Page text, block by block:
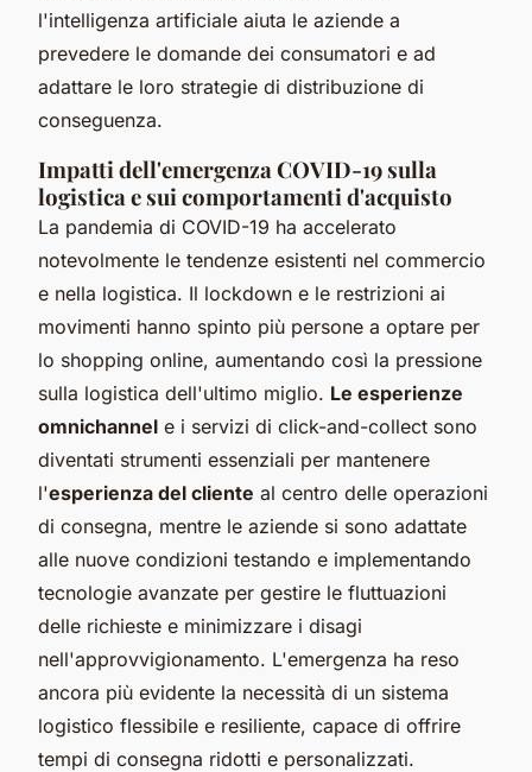
l'intelligenza artificiale aiuta le aziende a
prevedere le domande dei consumatori e ad
adattare le loro strategie di distribuzione di
conseguenza.
Impatti dell'emergenza COVID-19 sulla
logistica e sui comportamenti d'acquisto
La pandemia di COVID-19 ha accelerato
notevolmente le tendenze esistenti nel commercio
e nella logistica. Il lockdown e le restrizioni ai
movimenti hanno spinto più persone a optare per
lo shopping online, aumentando così la pressione
sulla logistica dell'ultimo miglio. Le esperienze
omnichannel e i servizi di click-and-collect sono
diventati strumenti essenziali per mantenere
l'esperienza del cliente al centro delle operazioni
di consegna, mentre le aziende si sono adattate
alle nuove condizioni testando e implementando
tecnologie avanzate per gestire le fluttuazioni
delle richieste e minimizzare i disagi
nell'approvvigionamento. L'emergenza ha reso
ancora più evidente la necessità di un sistema
logistico flessibile e resiliente, capace di offrire
tempi di consegna ridotti e personalizzati.